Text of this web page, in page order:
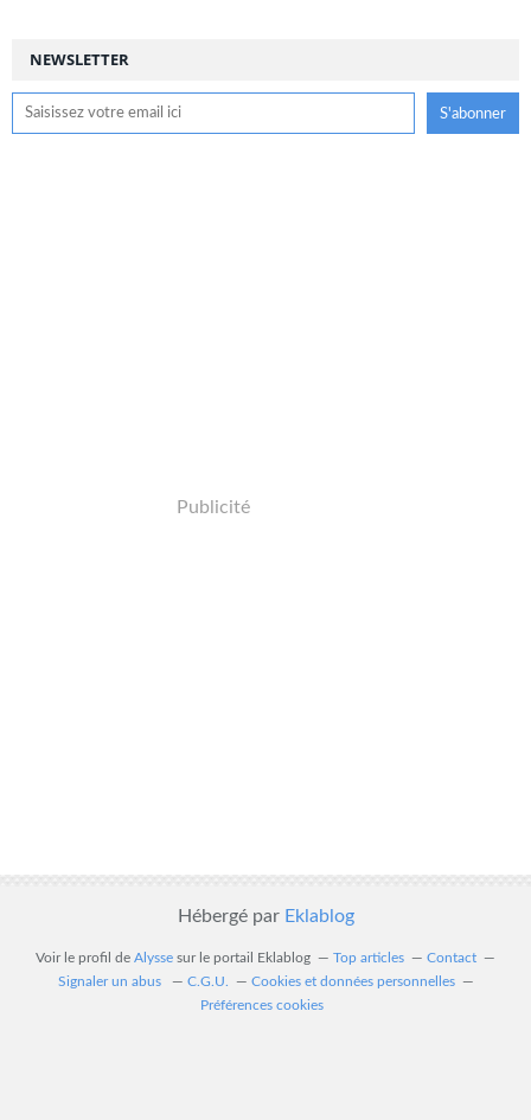
NEWSLETTER
Publicité
Hébergé par Eklablog
Voir le profil de Alysse sur le portail Eklablog Top articles
Contact
Signaler un abus
C.G.U.
Cookies et données personnelles
Préférences cookies